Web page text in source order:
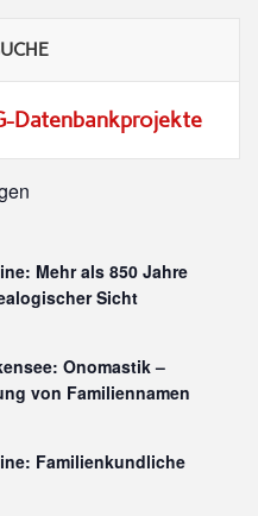
Datenbankprojekte
Mehr als 850 Jahre
Sicht
Onomastik –
von Familiennamen
Familienkundliche